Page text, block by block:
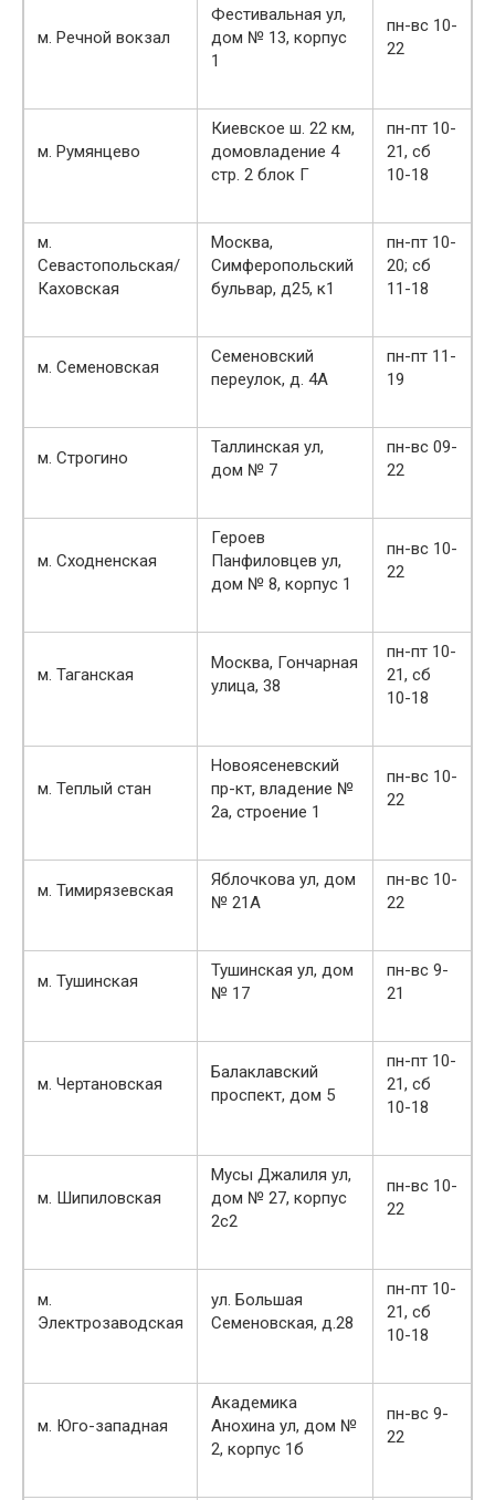
м. Речной вокзал
Фестивальная ул,
дом № 13, корпус
1
пн-вс 10-
22
м. Румянцево
Киевское ш. 22 км,
домовладение 4
стр. 2 блок Г
пн-пт 10-
21, сб
10-18
м.
Севастопольская/
Каховская
Москва,
Симферопольский
бульвар, д25, к1
пн-пт 10-
20; сб
11-18
м. Семеновская
Семеновский
переулок, д. 4А
пн-пт 11-
19
м. Строгино
Таллинская ул,
дом № 7
пн-вс 09-
22
м. Сходненская
Героев
Панфиловцев ул,
дом № 8, корпус 1
пн-вс 10-
22
м. Таганская
Москва, Гончарная
улица, 38
пн-пт 10-
21, сб
10-18
м. Теплый стан
Новоясеневский
пр-кт, владение №
2a, строение 1
пн-вс 10-
22
м. Тимирязевская
Яблочкова ул, дом
№ 21А
пн-вс 10-
22
м. Тушинская
Тушинская ул, дом
№ 17
пн-вс 9-
21
м. Чертановская
Балаклавский
проспект, дом 5
пн-пт 10-
21, сб
10-18
м. Шипиловская
Мусы Джалиля ул,
дом № 27, корпус
2с2
пн-вс 10-
22
м.
Электрозаводская
ул. Большая
Семеновская, д.28
пн-пт 10-
21, сб
10-18
м. Юго-западная
Академика
Анохина ул, дом №
2, корпус 1б
пн-вс 9-
22